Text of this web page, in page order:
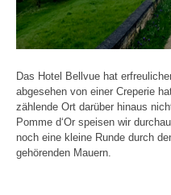
Das Hotel Bellvue hat
abgesehen von einer Creperie
zählende Ort darüber hinaus
Pomme d‘Or speisen wir
noch eine kleine Runde durch
gehörenden Mauern.